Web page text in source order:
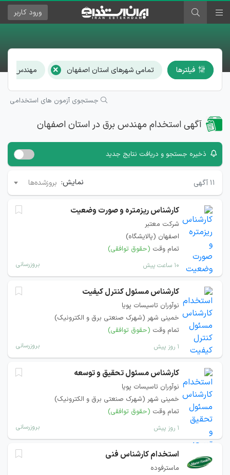
ورود کاربر
فیلترها تمامی شهرهای استان اصفهان × مهندس برق
جستجوی آزمون های استخدامی
آگهی استخدام مهندس برق در استان اصفهان
ذخیره جستجو و دریافت نتایج جدید
۱۱ آگهی نمایش: بروزشده‌ها
کارشناس ریزمتره و صورت وضعیت
شرکت معتبر
اصفهان (پالایشگاه)
تمام وقت (حقوق توافقی)
۱۰ ساعت پیش بروزرسانی
کارشناس مسئول کنترل کیفیت
نوآوران تاسیسات پویا
خمینی شهر (شهرک صنعتی برق و الکترونیک)
تمام وقت (حقوق توافقی)
۱ روز پیش بروزرسانی
کارشناس مسئول تحقیق و توسعه
نوآوران تاسیسات پویا
خمینی شهر (شهرک صنعتی برق و الکترونیک)
تمام وقت (حقوق توافقی)
۱ روز پیش بروزرسانی
استخدام کارشناس فنی
ماسترفوده